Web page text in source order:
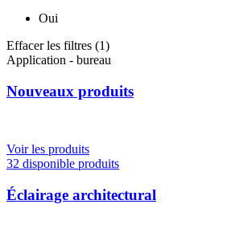
Oui
Effacer les filtres (1)
Application - bureau
Nouveaux produits
Voir les produits
32 disponible produits
Éclairage architectural